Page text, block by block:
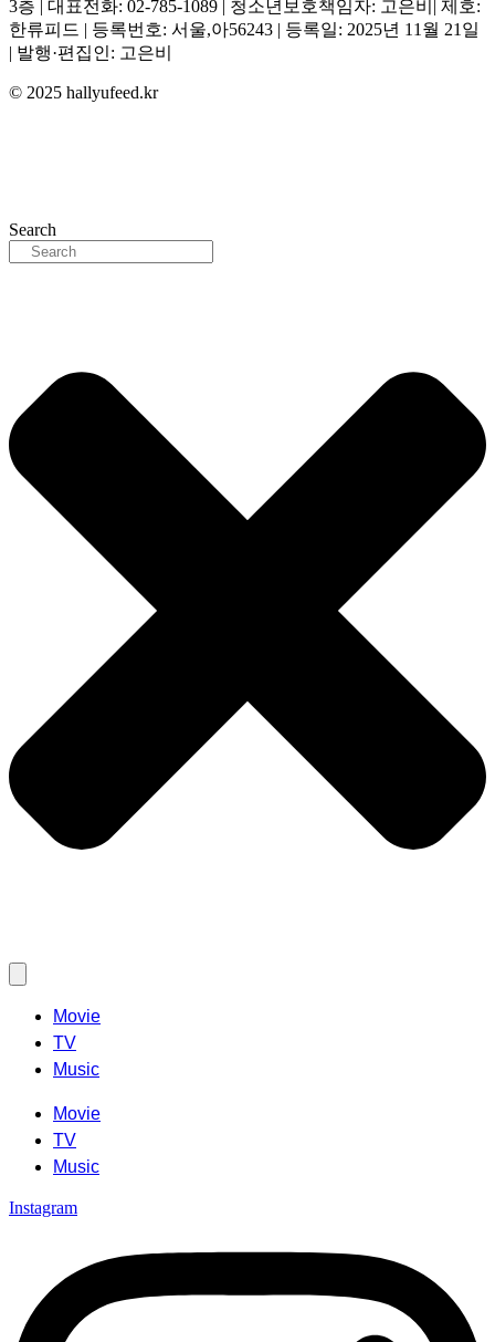
3층 | 대표전화: 02-785-1089 | 청소년보호책임자: 고은비| 제호:
한류피드 | 등록번호: 서울,아56243 | 등록일: 2025년 11월 21일
| 발행·편집인: 고은비
© 2025 hallyufeed.kr
Search
Movie
TV
Music
Movie
TV
Music
Instagram